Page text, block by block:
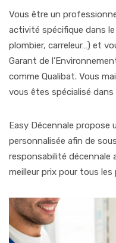
Vous être un
activité spécifique dans
plombier, carreleur…) et
Garant de
comme Qualibat. Vous
vous êtes spécialisé
Easy Décennale propose
personnalisée afin de
responsabilité décennale
meilleur prix pour tous les